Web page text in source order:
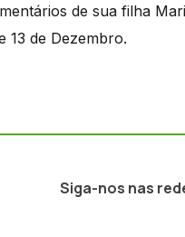
de sua filha
13 de Dezembro.
Siga-nos nas